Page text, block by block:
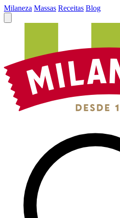
Milaneza Massas Receitas Blog